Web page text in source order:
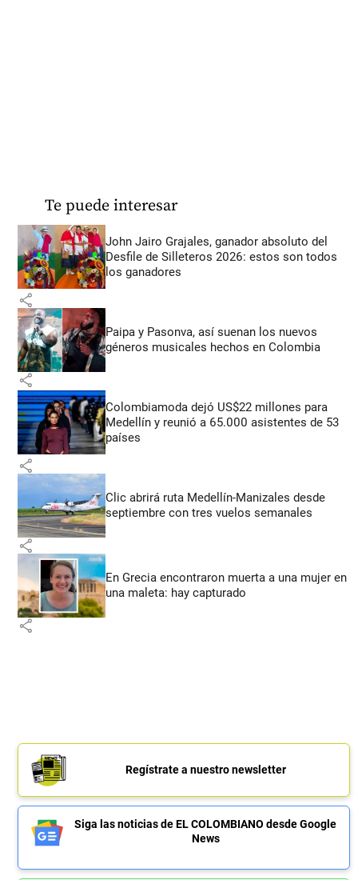
Te puede interesar
John Jairo Grajales, ganador absoluto del
Desfile de Silleteros 2026: estos son todos
los ganadores
share
Paipa y Pasonva, así suenan los nuevos
géneros musicales hechos en Colombia
share
Colombiamoda dejó US$22 millones para
Medellín y reunió a 65.000 asistentes de 53
países
share
Clic abrirá ruta Medellín-Manizales desde
septiembre con tres vuelos semanales
share
En Grecia encontraron muerta a una mujer en
una maleta: hay capturado
share
Regístrate a nuestro newsletter
Siga las noticias de EL COLOMBIANO desde Google
News